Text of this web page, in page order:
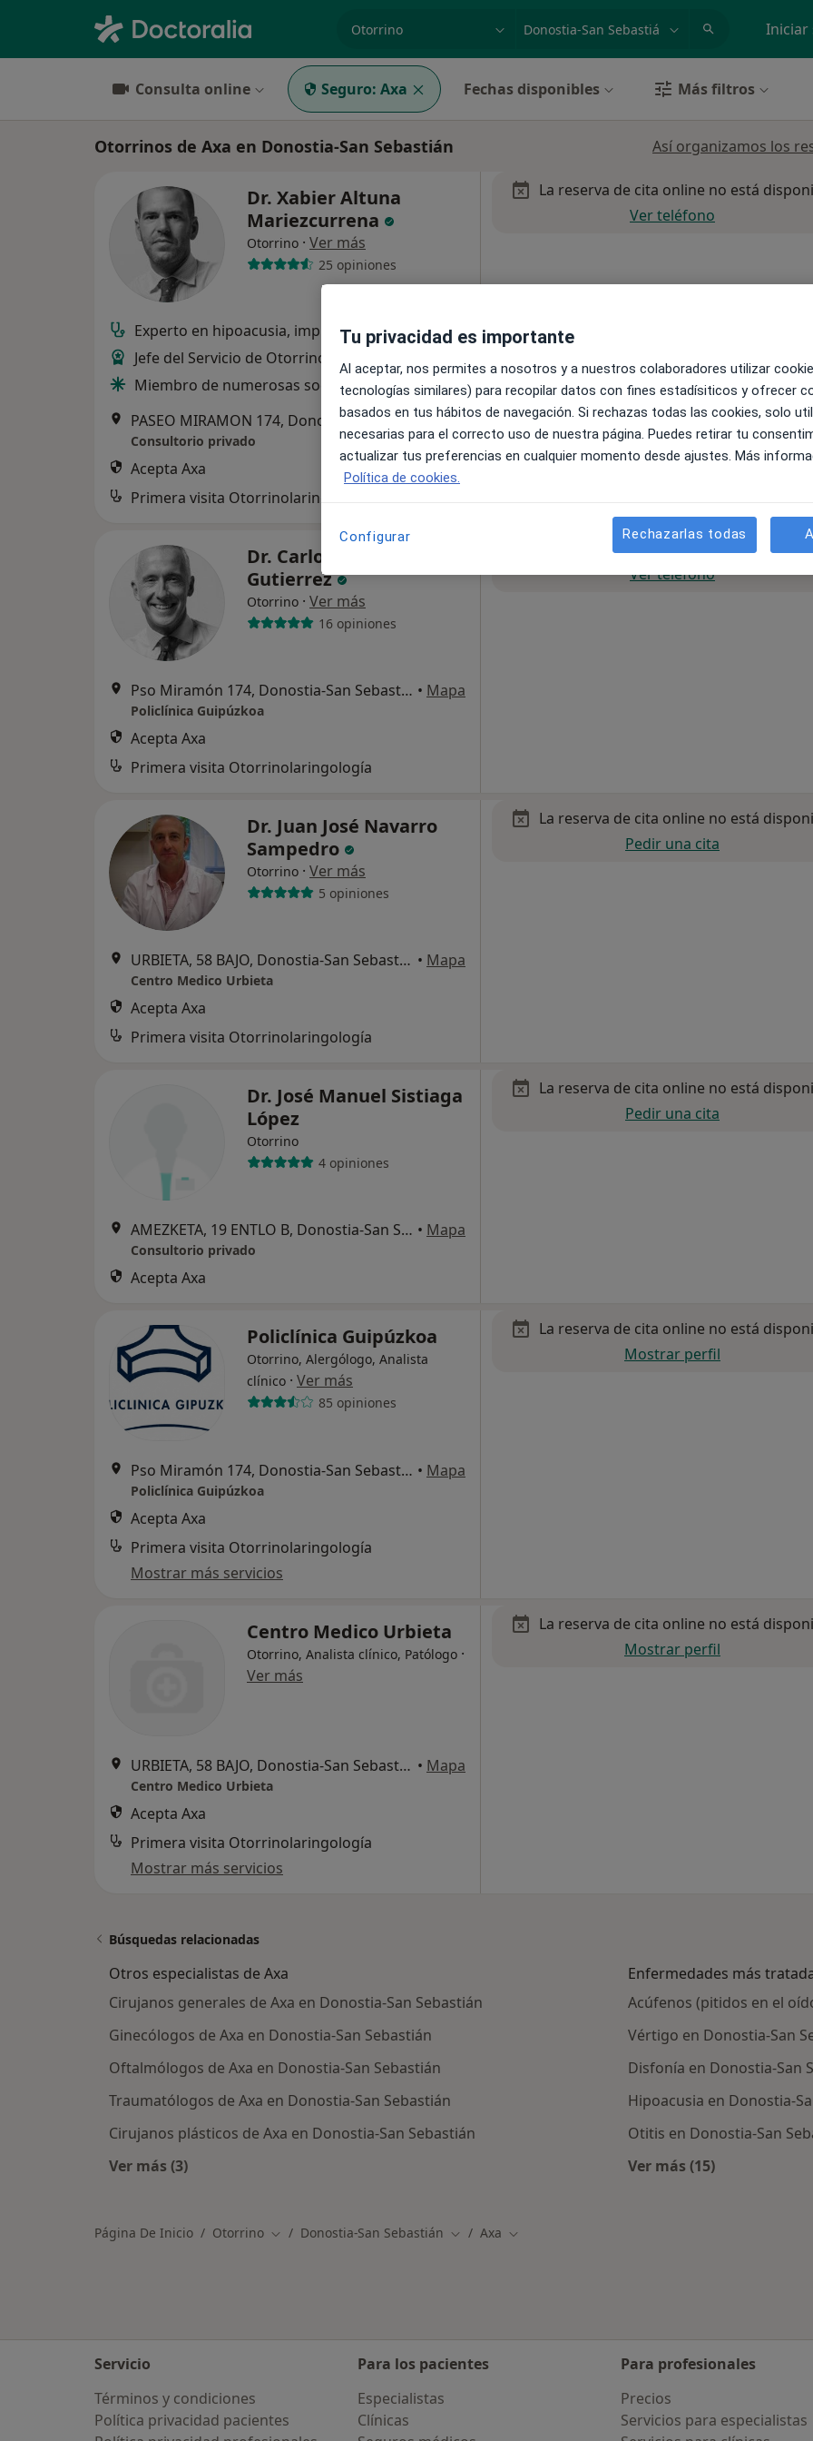
Iniciar
Consulta online Seguro: Axa Fechas disponibles Más filtros
Otorrinos de Axa en Donostia-San Sebastián Así organizamos los
Dr. Xabier Altuna
Mariezcurrena
Otorrino · Ver más
25 opiniones
Experto en hipoacusia, implantes cocleares...
Jefe del Servicio de Otorrinolaringología
Miembro de numerosas sociedades médicas
PASEO MIRAMON 174, Donostia-San Sebastián •Mapa
Consultorio privado
Acepta Axa
Primera visita Otorrinolaringología
La reserva de cita online no está
Ver teléfono
Dr. Carlos Saga
Gutierrez
Otorrino · Ver más
16 opiniones
Pso Miramón 174, Donostia-San Sebastian • Mapa
Policlínica Guipúzkoa
Acepta Axa
Primera visita Otorrinolaringología
La reserva de cita online no está
Ver teléfono
Dr. Juan José Navarro
Sampedro
Otorrino · Ver más
5 opiniones
URBIETA, 58 BAJO, Donostia-San Sebastian • Mapa
Centro Medico Urbieta
Acepta Axa
Primera visita Otorrinolaringología
La reserva de cita online no está
Pedir una cita
Dr. José Manuel Sistiaga
López
Otorrino
4 opiniones
AMEZKETA, 19 ENTLO B, Donostia-San Sebastian • Mapa
Consultorio privado
Acepta Axa
La reserva de cita online no está
Pedir una cita
Policlínica Guipúzkoa
Otorrino, Alergólogo, Analista
clínico · Ver más
85 opiniones
Pso Miramón 174, Donostia-San Sebastian • Mapa
Policlínica Guipúzkoa
Acepta Axa
Primera visita Otorrinolaringología
Mostrar más servicios
La reserva de cita online no está
Mostrar perfil
Centro Medico Urbieta
Otorrino, Analista clínico, Patólogo ·
Ver más
URBIETA, 58 BAJO, Donostia-San Sebastian • Mapa
Centro Medico Urbieta
Acepta Axa
Primera visita Otorrinolaringología
Mostrar más servicios
La reserva de cita online no está
Mostrar perfil
Búsquedas relacionadas
Otros especialistas de Axa
Cirujanos generales de Axa en Donostia-San Sebastián
Ginecólogos de Axa en Donostia-San Sebastián
Oftalmólogos de Axa en Donostia-San Sebastián
Traumatólogos de Axa en Donostia-San Sebastián
Cirujanos plásticos de Axa en Donostia-San Sebastián
Ver más (3)
Enfermedades más
Acúfenos (pitidos en el
Vértigo en Donostia-San
Disfonía en Donostia-San
Hipoacusia en Donostia-
Otitis en Donostia-San
Ver más (15)
Página De Inicio Otorrino Cambiar de ciudad
Donostia-San Sebastián Cambiar de ciudad
Axa Cambiar de ciudad
Servicio
Términos y condiciones
Política privacidad pacientes
Para los pacientes
Especialistas
Clínicas
Para profesionales
Precios
Servicios para especialistas
Tu privacidad es importante
Al aceptar, nos permites a nosotros y a nuestros colaboradores utilizar
tecnologías similares) para recopilar datos con fines estadísiticos y ofrecer
basados en tus hábitos de navegación. Si rechazas todas las cookies, solo
necesarias para el correcto uso de nuestra página. Puedes retirar tu
actualizar tus preferencias en cualquier momento desde ajustes. Más
Política de cookies.
Configurar Rechazarlas todas